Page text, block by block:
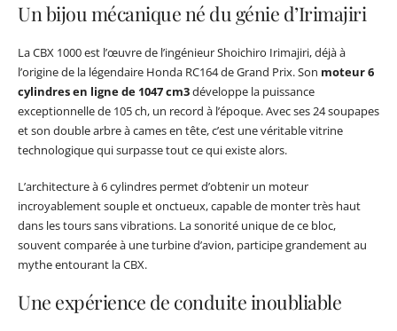
Un bijou mécanique né du génie d’Irimajiri
La CBX 1000 est l’œuvre de l’ingénieur Shoichiro Irimajiri, déjà à
l’origine de la légendaire Honda RC164 de Grand Prix. Son moteur 6
cylindres en ligne de 1047 cm3développe la puissance
exceptionnelle de 105 ch, un record à l’époque. Avec ses 24 soupapes
et son double arbre à cames en tête, c’est une véritable vitrine
technologique qui surpasse tout ce qui existe alors.
L’architecture à 6 cylindres permet d’obtenir un moteur
incroyablement souple et onctueux, capable de monter très haut
dans les tours sans vibrations. La sonorité unique de ce bloc,
souvent comparée à une turbine d’avion, participe grandement au
mythe entourant la CBX.
Une expérience de conduite inoubliable